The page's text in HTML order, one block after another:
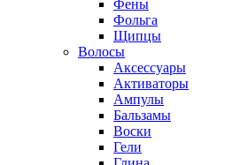
Фены
Фольга
Щипцы
Волосы
Аксессуары
Активаторы
Ампулы
Бальзамы
Воски
Гели